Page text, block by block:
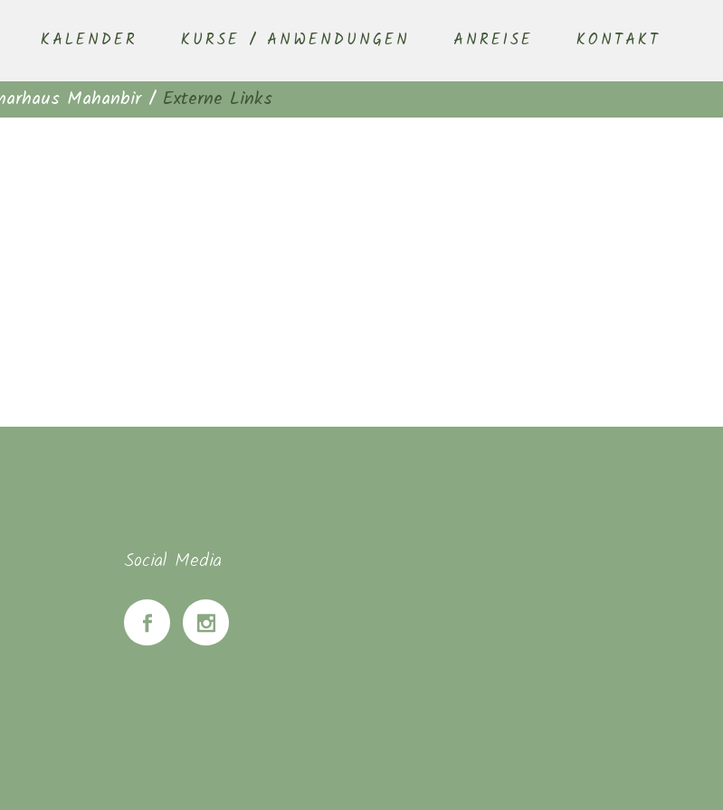
KALENDER KURSE / ANWENDUNGEN ANREISE KONTAKT
Mahanbir/ Externe Links
Social Media